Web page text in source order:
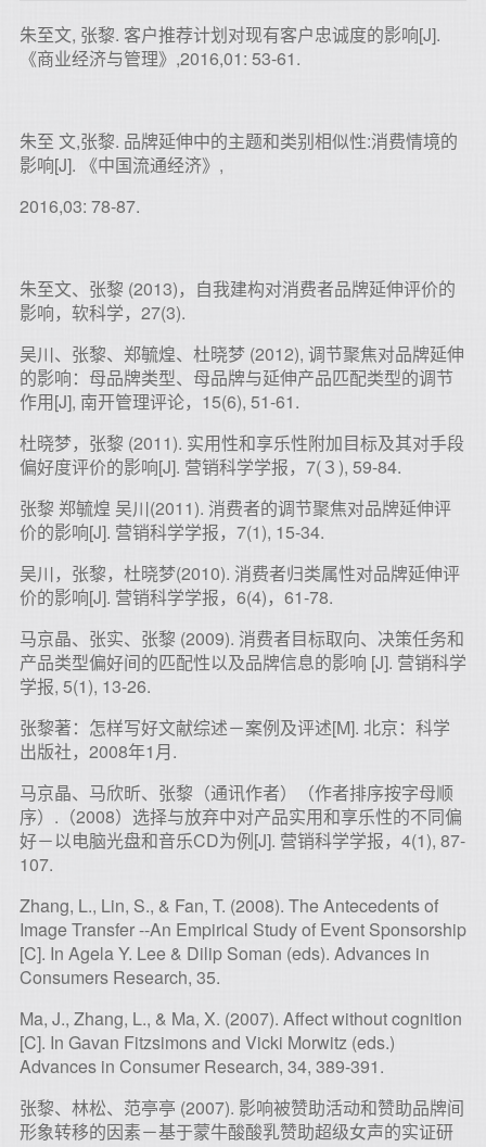
朱至文, 张黎. 客户推荐计划对现有客户忠诚度的影响[J].
《商业经济与管理》,2016,01: 53-61.
朱至 文,张黎. 品牌延伸中的主题和类别相似性:消费情境的
影响[J]. 《中国流通经济》,
2016,03: 78-87.
朱至文、张黎 (2013)，自我建构对消费者品牌延伸评价的
影响，软科学，27(3).
吴川、张黎、郑毓煌、杜晓梦 (2012), 调节聚焦对品牌延伸
的影响：母品牌类型、母品牌与延伸产品匹配类型的调节
作用[J], 南开管理评论，15(6), 51-61.
杜晓梦，张黎 (2011). 实用性和享乐性附加目标及其对手段
偏好度评价的影响[J]. 营销科学学报，7(３), 59-84.
张黎 郑毓煌 吴川(2011). 消费者的调节聚焦对品牌延伸评
价的影响[J]. 营销科学学报，7(1), 15-34.
吴川，张黎，杜晓梦(2010). 消费者归类属性对品牌延伸评
价的影响[J]. 营销科学学报，6(4)，61-78.
马京晶、张实、张黎 (2009). 消费者目标取向、决策任务和
产品类型偏好间的匹配性以及品牌信息的影响 [J]. 营销科学
学报, 5(1), 13-26.
张黎著：怎样写好文献综述－案例及评述[M]. 北京：科学
出版社，2008年1月.
马京晶、马欣昕、张黎（通讯作者）（作者排序按字母顺
序）.（2008）选择与放弃中对产品实用和享乐性的不同偏
好－以电脑光盘和音乐CD为例[J]. 营销科学学报，4(1), 87-
107.
Zhang, L., Lin, S., & Fan, T. (2008). The Antecedents of
Image Transfer --An Empirical Study of Event Sponsorship
[C]. In Agela Y. Lee & Dilip Soman (eds). Advances in
Consumers Research, 35.
Ma, J., Zhang, L., & Ma, X. (2007). Affect without cognition
[C]. In Gavan Fitzsimons and Vicki Morwitz (eds.)
Advances in Consumer Research, 34, 389-391.
张黎、林松、范亭亭 (2007). 影响被赞助活动和赞助品牌间
形象转移的因素－基于蒙牛酸酸乳赞助超级女声的实证研